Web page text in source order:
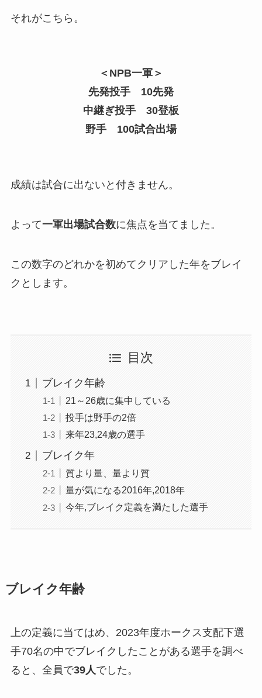
それがこちら。
＜NPB一軍＞
先発投手 10先発
中継ぎ投手 30登板
野手 100試合出場
成績は試合に出ないと付きません。
よって一軍出場試合数に焦点を当てました。
この数字のどれかを初めてクリアした年をブレイ
クとします。
目次
ブレイク年齢
21～26歳に集中している
投手は野手の2倍
来年23,24歳の選手
ブレイク年
質より量、量より質
量が気になる2016年,2018年
今年,ブレイク定義を満たした選手
ブレイク年齢
上の定義に当てはめ、2023年度ホークス支配下選
手70名の中でブレイクしたことがある選手を調べ
ると、全員で39人 でした。